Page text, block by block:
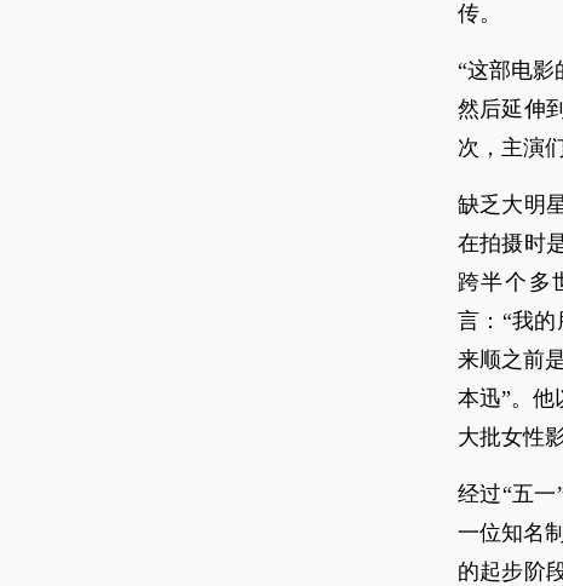
传。
“这部电影
然后延伸
次，主演
缺乏大明
在拍摄时
跨半个多
言：“我
来顺之前
本迅”。
大批女性影
经过“五
一位知名
的起步阶